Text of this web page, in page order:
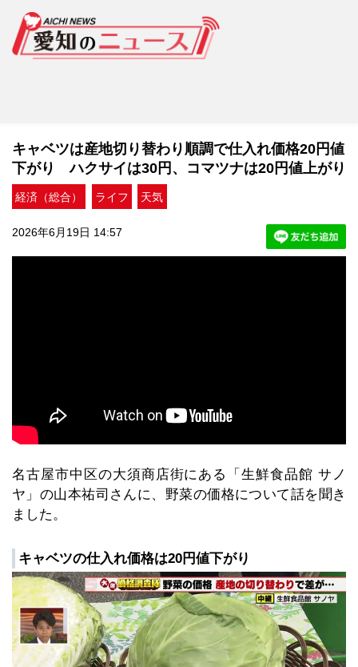
キャベツは産地切り替わり順調で仕入れ価格20円値
下がり ハクサイは30円、コマツナは20円値上がり
経済（総合） ライフ 天気
2026年6月19日 14:57
名古屋市中区の大須商店街にある「生鮮食品館 サノ
ヤ」の山本祐司さんに、野菜の価格について話を聞き
ました。
キャベツの仕入れ価格は20円値下がり